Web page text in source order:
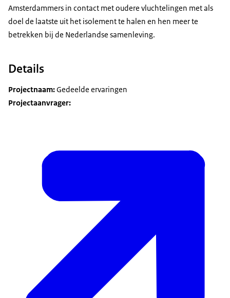
Amsterdammers in contact met oudere vluchtelingen met als
doel de laatste uit het isolement te halen en hen meer te
betrekken bij de Nederlandse samenleving.
Details
Projectnaam:Gedeelde ervaringen
Projectaanvrager: